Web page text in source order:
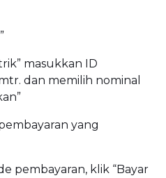
masukkan ID
dan memilih nominal
yang
pembayaran, klik “Bayar